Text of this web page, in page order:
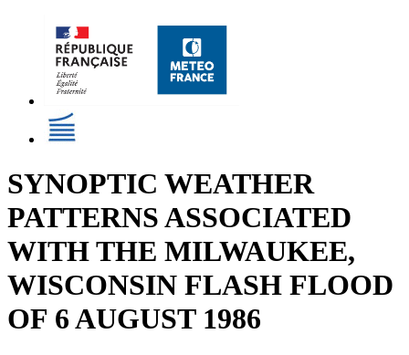
SYNOPTIC WEATHER
PATTERNS ASSOCIATED
WITH THE MILWAUKEE,
WISCONSIN FLASH FLOOD
OF 6 AUGUST 1986